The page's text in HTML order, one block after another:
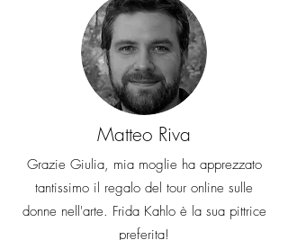
Matteo Riva
Grazie Giulia, mia moglie ha apprezzato
tantissimo il regalo del tour online sulle
donne nell'arte. Frida Kahlo è la sua pittrice
preferita!